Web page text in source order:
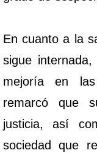
En cuanto a la
sigue
mejoría en
remarcó que
justicia, así
sociedad que